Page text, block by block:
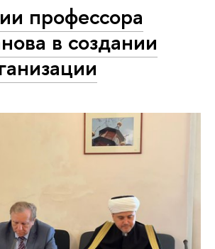
профессора
в создании